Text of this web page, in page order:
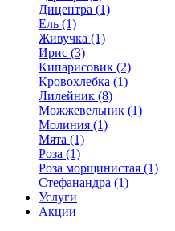
Дицентра (1)
Ель (1)
Живучка (1)
Ирис (3)
Кипарисовик (2)
Кровохлебка (1)
Лилейник (8)
Можжевельник (1)
Молиния (1)
Мята (1)
Роза (1)
Роза морщинистая (1)
Стефанандра (1)
Услуги
Акции